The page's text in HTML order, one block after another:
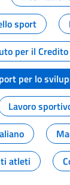
sport
per il
per lo
Lavoro
atleti